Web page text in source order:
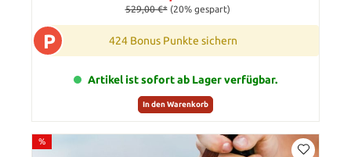
529,00 €* (20% gespart)
P 424 Bonus Punkte sichern
Artikel ist sofort ab Lager verfügbar.
In den Warenkorb
%